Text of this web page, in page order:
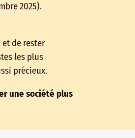
2025).
de rester
les plus
précieux.
une société plus